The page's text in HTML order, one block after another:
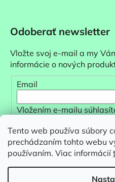
Tento web používa súbory
prechádzaním tohto webu
používaním. Viac informácií
Odoberať newsletter
Vložte svoj e-mail a my
informácie o nových
Email
Vložením e-mailu
PRIHLÁSIŤ SA